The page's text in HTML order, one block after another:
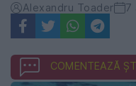
Alexandru Toader 7
COMENTEAZĂ